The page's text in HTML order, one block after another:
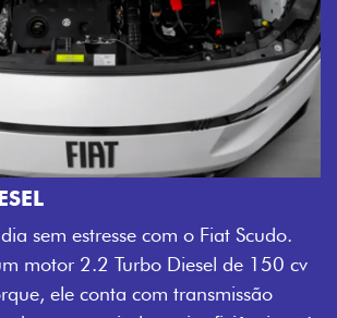
sem estresse com o Fiat Scudo.
motor 2.2 Turbo Diesel de 150 cv
ele conta com transmissão